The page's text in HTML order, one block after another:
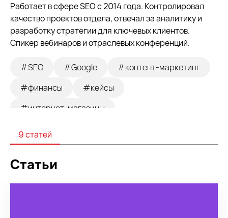
Работает в сфере SEO с 2014 года. Контролировал
качество проектов отдела, отвечал за аналитику и
разработку стратегии для ключевых клиентов.
Спикер вебинаров и отраслевых конференций.
#SEO #Google
#контент-маркетинг
#финансы
#кейсы
#интернет-магазины
9 статей
Статьи